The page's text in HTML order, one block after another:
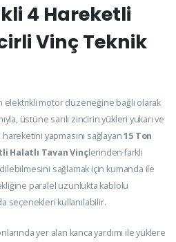
4 Hareketli
Vinç Teknik
elektrikli motor düzeneğine bağlı olarak
üstüne sarılı zincirin yükleri yukarı ve
yapmasını sağlayan15 Ton
Halatlı Tavan Vinçlerinden farklı
sağlamak için kumanda ile
paralel uzunlukta kablolu
seçenekleri kullanılabilir.
yer alan kanca yardımı ile yüklere